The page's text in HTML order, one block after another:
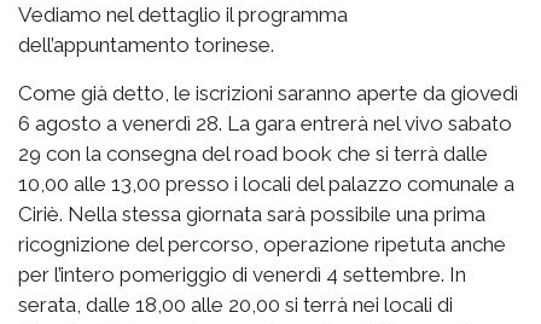
Vediamo nel dettaglio il programma
dell’appuntamento torinese.
Come già detto, le iscrizioni saranno aperte da giovedì
6 agosto a venerdì 28. La gara entrerà nel vivo sabato
29 con la consegna del road book che si terrà dalle
10,00 alle 13,00 presso i locali del palazzo comunale a
Ciriè. Nella stessa giornata sarà possibile una prima
ricognizione del percorso, operazione ripetuta anche
per l’intero pomeriggio di venerdì 4 settembre. In
serata, dalle 18,00 alle 20,00 si terrà nei locali di